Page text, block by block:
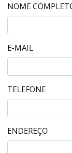
NOME
E-MAIL
TELEFONE
ENDEREÇO